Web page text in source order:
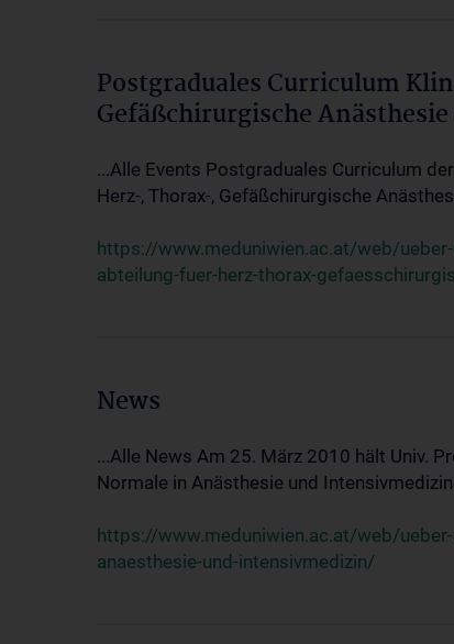
Postgraduales Curriculum
Gefäßchirurgische
...Alle Events Postgraduales Curriculum
Herz-, Thorax-, Gefäßchirurgische
https://www.meduniwien.ac.at/web/
abteilung-fuer-herz-thorax-
News
...Alle News Am 25. März 2010 hält Univ.
Normale in Anästhesie und
https://www.meduniwien.ac.at/web/
anaesthesie-und-intensivmedizin/